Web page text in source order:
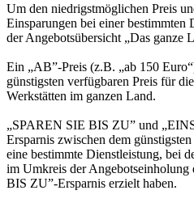
Um den niedrigstmöglichen Preis
Einsparungen bei einer bestimmten
der Angebotsübersicht „Das ganze
Ein „AB”-Preis (z.B. „ab 150
günstigsten verfügbaren Preis für
Werkstätten im ganzen Land.
„SPAREN SIE BIS ZU” und
Ersparnis zwischen dem
eine bestimmte Dienstleistung, bei
im Umkreis der
BIS ZU”-Ersparnis erzielt haben.